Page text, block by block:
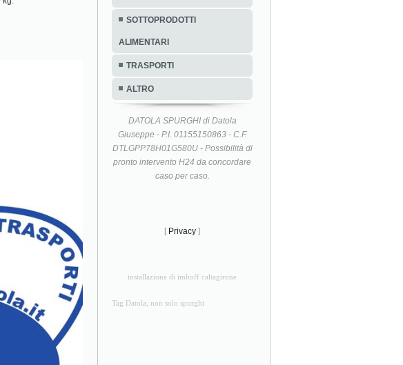
SOTTOPRODOTTI
ALIMENTARI
TRASPORTI
ALTRO
DATOLA SPURGHI di Datola
Giuseppe - P.I. 01155150863 - C.F.
DTLGPP78H01G580U - Possibilità di
pronto intervento H24 da concordare
caso per caso.
[ Privacy ]
installazione di imhoff caltagirone
Tag Datola, non solo spurghi